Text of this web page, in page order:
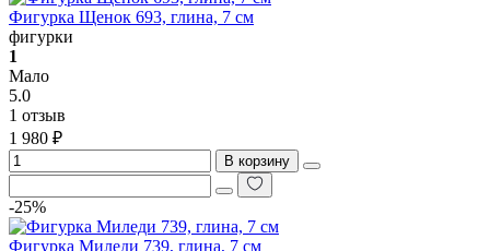
Фигурка Щенок 693, глина, 7 см
фигурки
1
Мало
5.0
1 отзыв
1 980 ₽
В корзину
-25%
Фигурка Миледи 739, глина, 7 см